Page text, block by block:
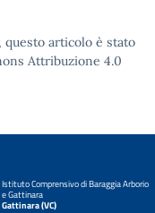
questo articolo è stato
Attribuzione 4.0
Istituto Comprensivo di Baraggia Arborio
e Gattinara
Gattinara (VC)